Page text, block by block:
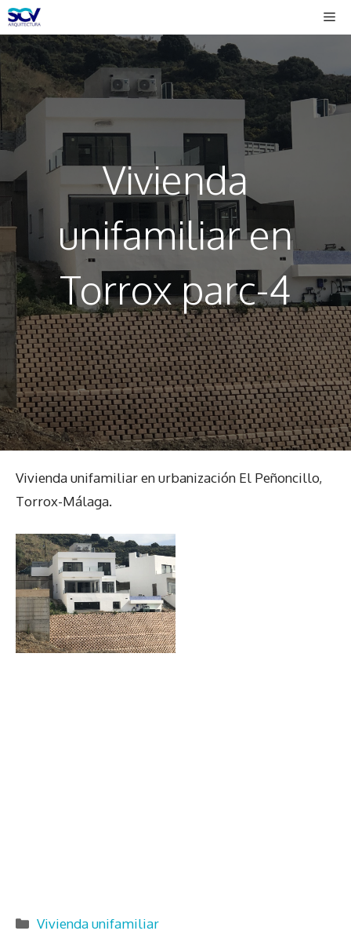
Saltar
al
contenido
Vivienda
unifamiliar en
Torrox parc-4
Vivienda unifamiliar en urbanización El Peñoncillo,
Torrox-Málaga.
Categorías
Vivienda unifamiliar